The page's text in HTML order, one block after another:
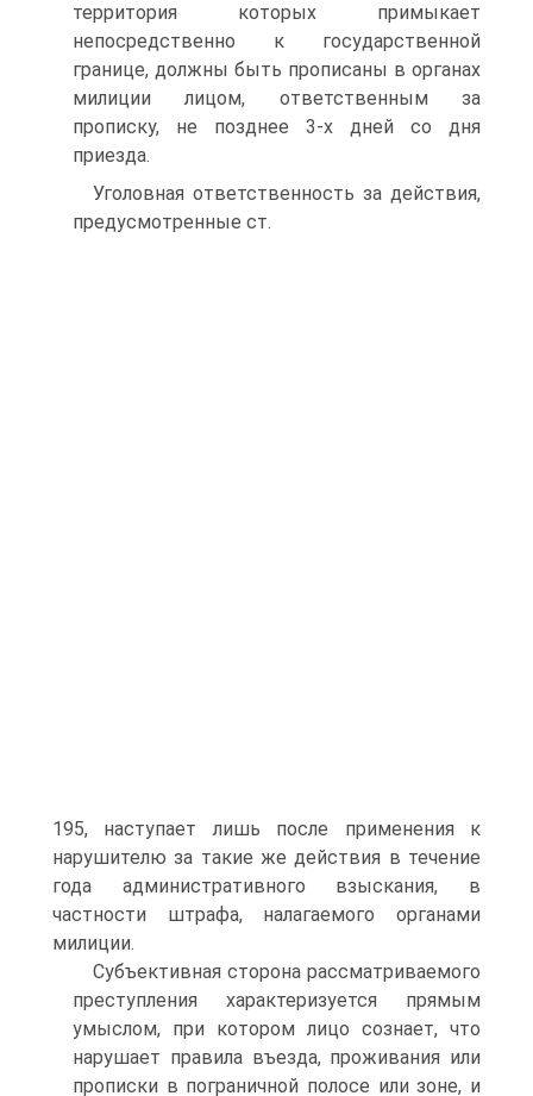
территория которых примыкает
непосредственно к государственной
границе, должны быть прописаны в органах
милиции лицом, ответственным за
прописку, не позднее 3-х дней со дня
приезда.
Уголовная ответственность за действия,
предусмотренные ст.
195, наступает лишь после применения к
нарушителю за такие же действия в течение
года административного взыскания, в
частности штрафа, налагаемого органами
милиции.
Субъективная сторона рассматриваемого
преступления характеризуется прямым
умыслом, при котором лицо сознает, что
нарушает правила въезда, проживания или
прописки в пограничной полосе или зоне, и